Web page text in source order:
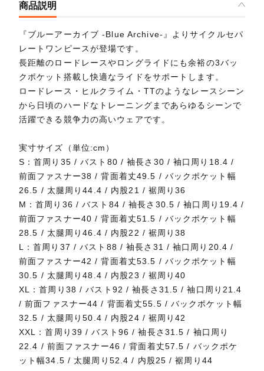
商品説明
『ブルーアーカイブ -Blue Archive-』よりサイクルセパ
レートワンピースが登場です。
長距離のロードレースやロングライドにも余裕の3バッ
クポケット搭載し快適なライドをサポートします。
ロードレース・ヒルクライム・TTのようなレースシーン
から日頃のハードなトレーニングまであらゆるシーンで
活躍できる競争力の高いウェアです。
実寸サイズ（単位:cm）
S：首周り35 / バスト80 / 袖長さ30 / 袖口周り18.4 /
前面ファスナー38 / 背面着丈49.5 / バックポケット幅
26.5 / 太腿周り44.4 / 内股21 / 裾周り36
M：首周り36 / バスト84 / 袖長さ30.5 / 袖口周り19.4 /
前面ファスナー40 / 背面着丈51.5 / バックポケット幅
28.5 / 太腿周り46.4 / 内股22 / 裾周り38
L：首周り37 / バスト88 / 袖長さ31 / 袖口周り20.4 /
前面ファスナー42 / 背面着丈53.5 / バックポケット幅
30.5 / 太腿周り48.4 / 内股23 / 裾周り40
XL：首周り38 / バスト92 / 袖長さ31.5 / 袖口周り21.4
/ 前面ファスナー44 / 背面着丈55.5 / バックポケット幅
32.5 / 太腿周り50.4 / 内股24 / 裾周り42
XXL：首周り39 / バスト96 / 袖長さ31.5 / 袖口周り
22.4 / 前面ファスナー46 / 背面着丈57.5 / バックポケ
ット幅34.5 / 太腿周り52.4 / 内股25 / 裾周り44